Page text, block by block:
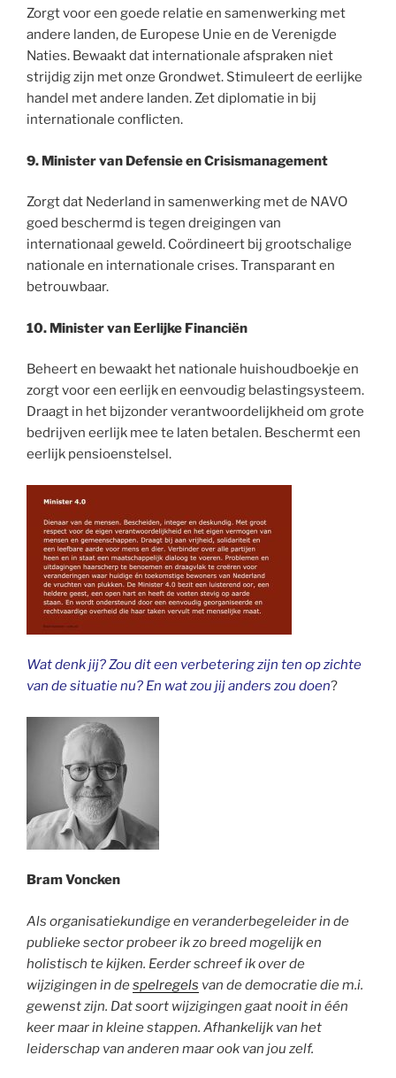
Zorgt voor een goede relatie en samenwerking met
andere landen, de Europese Unie en de Verenigde
Naties. Bewaakt dat internationale afspraken niet
strijdig zijn met onze Grondwet. Stimuleert de eerlijke
handel met andere landen. Zet diplomatie in bij
internationale conflicten.
9. Minister van Defensie en Crisismanagement
Zorgt dat Nederland in samenwerking met de NAVO
goed beschermd is tegen dreigingen van
internationaal geweld. Coördineert bij grootschalige
nationale en internationale crises. Transparant en
betrouwbaar.
10. Minister van Eerlijke Financiën
Beheert en bewaakt het nationale huishoudboekje en
zorgt voor een eerlijk en eenvoudig belastingsysteem.
Draagt in het bijzonder verantwoordelijkheid om grote
bedrijven eerlijk mee te laten betalen. Beschermt een
eerlijk pensioenstelsel.
Wat denk jij? Zou dit een verbetering zijn ten op zichte
van de situatie nu? En wat zou jij anders zou doen?
Bram Voncken
Als organisatiekundige en veranderbegeleider in de
publieke sector probeer ik zo breed mogelijk en
holistisch te kijken. Eerder schreef ik over de
wijzigingen in despelregels van de democratie die m.i.
gewenst zijn. Dat soort wijzigingen gaat nooit in één
keer maar in kleine stappen. Afhankelijk van het
leiderschap van anderen maar ook van jou zelf.